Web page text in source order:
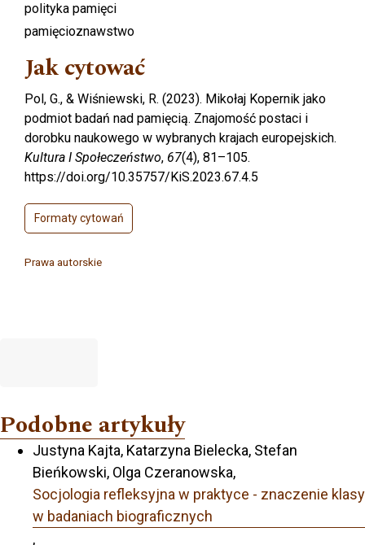
polityka pamięci
pamięcioznawstwo
Jak cytować
Pol, G., & Wiśniewski, R. (2023). Mikołaj Kopernik jako
podmiot badań nad pamięcią. Znajomość postaci i
dorobku naukowego w wybranych krajach europejskich.
Kultura I Społeczeństwo, 67(4), 81–105.
https://doi.org/10.35757/KiS.2023.67.4.5
Formaty cytowań
Prawa autorskie
Podobne artykuły
Justyna Kajta, Katarzyna Bielecka, Stefan
Bieńkowski, Olga Czeranowska,
Socjologia refleksyjna w praktyce - znaczenie klasy
w badaniach biograficznych
,